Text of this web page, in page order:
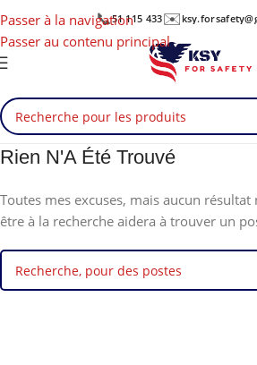
Passer à la navigation
Passer au contenu principal
📞51 115 433✉️
Rien N'A Été Trouvé
Toutes mes excuses, mais aucun
être à la recherche aidera à trouver un